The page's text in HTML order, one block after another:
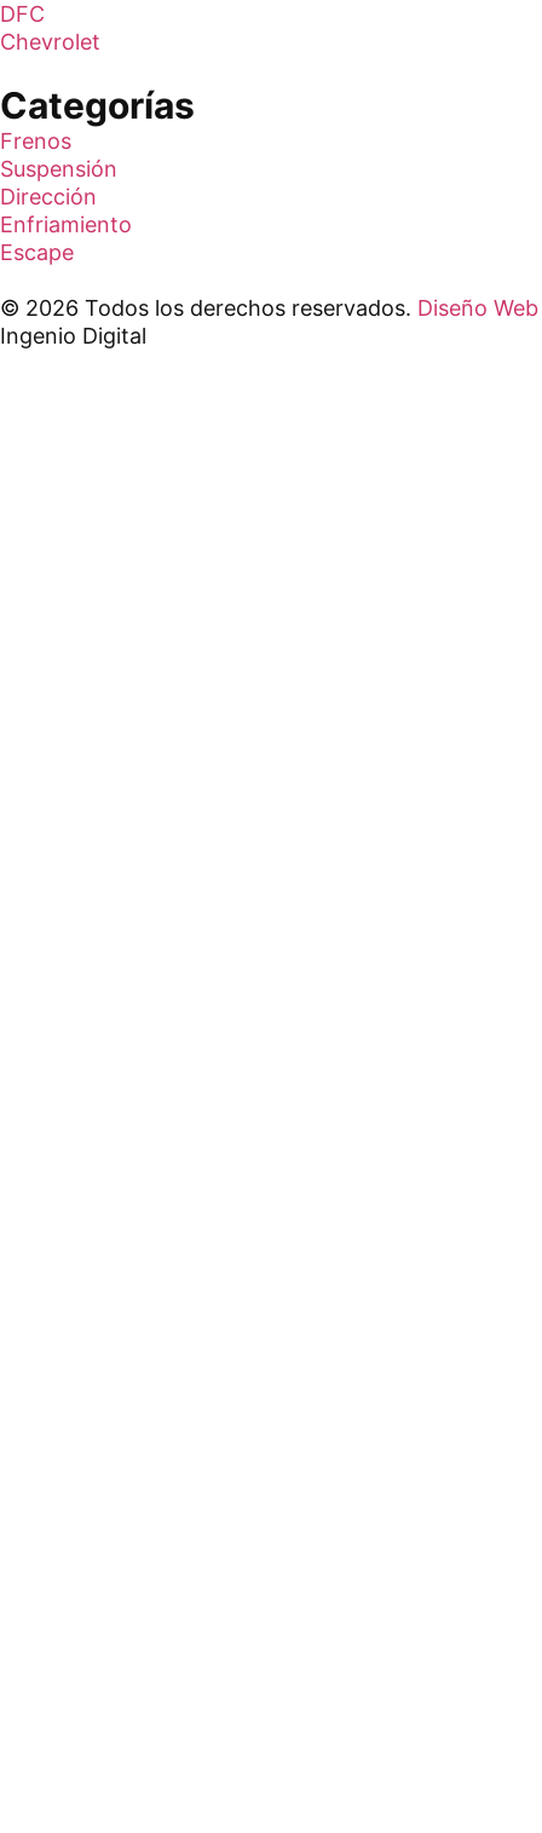
DFC
Chevrolet
Categorías
Frenos
Suspensión
Dirección
Enfriamiento
Escape
© 2026 Todos los derechos reservados. Diseño Web
Ingenio Digital